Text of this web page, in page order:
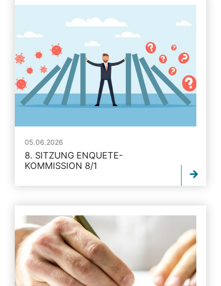
05.06.2026
8. SITZUNG ENQUETE-
KOMMISSION 8/1